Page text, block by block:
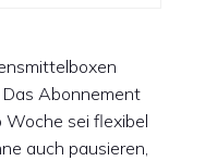
Das Abonnement
sei flexibel
auch pausieren,